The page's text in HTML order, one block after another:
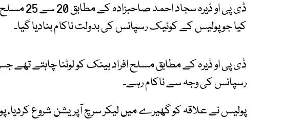
ڈی پی او
کیا جو پولیس کے کوئیک رسپانس کی بدولت ناکام بنادیا گیا۔
ڈی پی او ڈیرہ کے مطابق مسلح افراد بینک کو لوٹنا چاہتے
رسپانس کی وجہ سے ناکام رہے۔
پولیس نے علاقہ کو گھیرے میں لیکر سرچ آپریشن شروع